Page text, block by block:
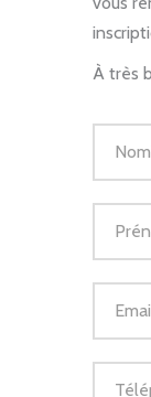
À très